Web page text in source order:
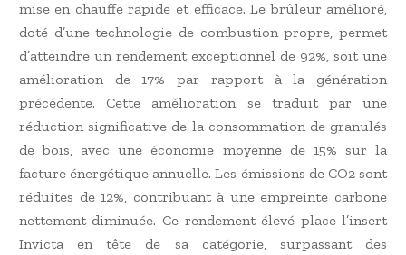
mise en chauffe rapide et efficace. Le brûleur amélioré,
doté d’une technologie de combustion propre, permet
d’atteindre un rendement exceptionnel de 92%, soit une
amélioration de 17% par rapport à la génération
précédente. Cette amélioration se traduit par une
réduction significative de la consommation de granulés
de bois, avec une économie moyenne de 15% sur la
facture énergétique annuelle. Les émissions de CO2 sont
réduites de 12%, contribuant à une empreinte carbone
nettement diminuée. Ce rendement élevé place l’insert
Invicta en tête de sa catégorie, surpassant des